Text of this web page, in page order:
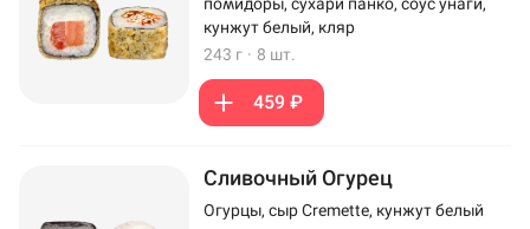
кунжут белый, кляр
243 г · 8 шт.
459 ₽
Сливочный Огурец
Огурцы, сыр Cremette, кунжут белый